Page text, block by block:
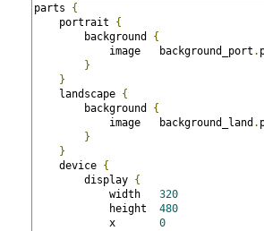
parts {
portrait {
background {
image   background_port .
}
}
landscape {
background {
image   background_land .
}
}
device {
display {
width 320
height 480
x 0